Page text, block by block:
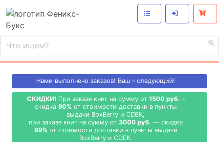
Нами выполнено заказов! Ваш – следующий!
СКИДКИ! При заказе книг на сумму от 1500 руб. –
скидка 90% от стоимости доставки в пункты
выдачи BoxBerry и CDEK,
при заказе книг на сумму от 3000 руб. — скидка
99% от стоимости доставки в пункты выдачи
BoxBerry и CDEK.